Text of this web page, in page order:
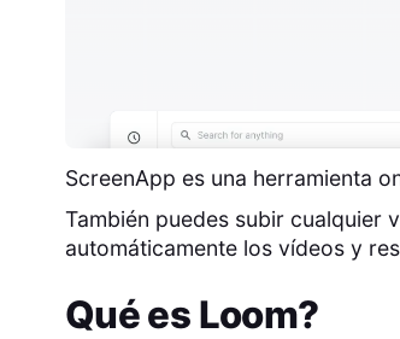
ScreenApp es una herramienta
También puedes subir cualquier
automáticamente los vídeos y
Qué es Loom?